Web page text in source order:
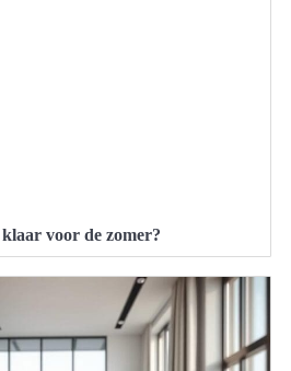
voor de zomer?